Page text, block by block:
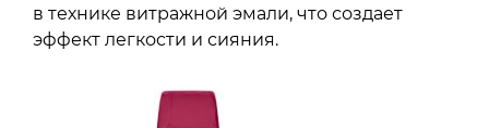
в технике витражной эмали, что создает
эффект легкости и сияния.